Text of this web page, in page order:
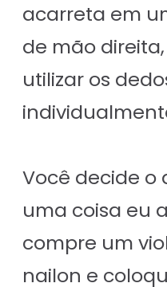
acarreta em
de mão
utilizar os
Você decide o
uma coisa eu
compre um
nailon e